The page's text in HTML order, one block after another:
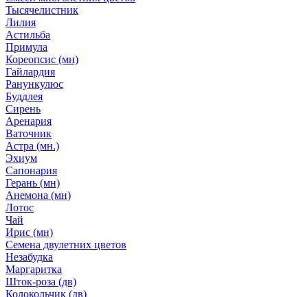
Тысячелистник
Лилия
Астильба
Примула
Кореопсис (мн)
Гайлардия
Ранункулюс
Буддлея
Сирень
Аренария
Ваточник
Астра (мн.)
Эхиум
Сапонария
Герань (мн)
Анемона (мн)
Лотос
Чай
Ирис (мн)
Семена двулетних цветов
Незабудка
Маргаритка
Шток-роза (дв)
Колокольчик (дв)